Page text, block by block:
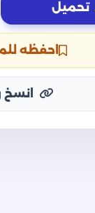
تحميل
احفظه
انسخ